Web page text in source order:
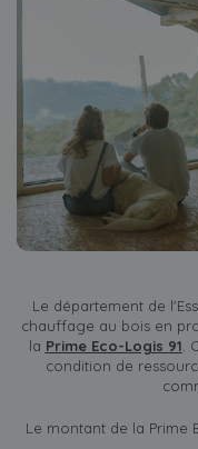
Le département de
chauffage au bois en
la Prime Eco-Logis 91 .
condition de
Le montant de la Prime